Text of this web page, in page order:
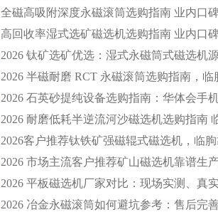
2026 平板磁选机厂家对比：现场实测、真